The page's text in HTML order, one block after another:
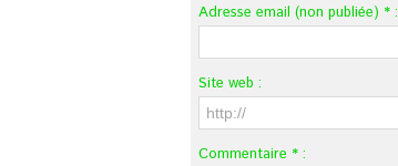
Adresse email (non publiée) * :
Site web :
Commentaire * :